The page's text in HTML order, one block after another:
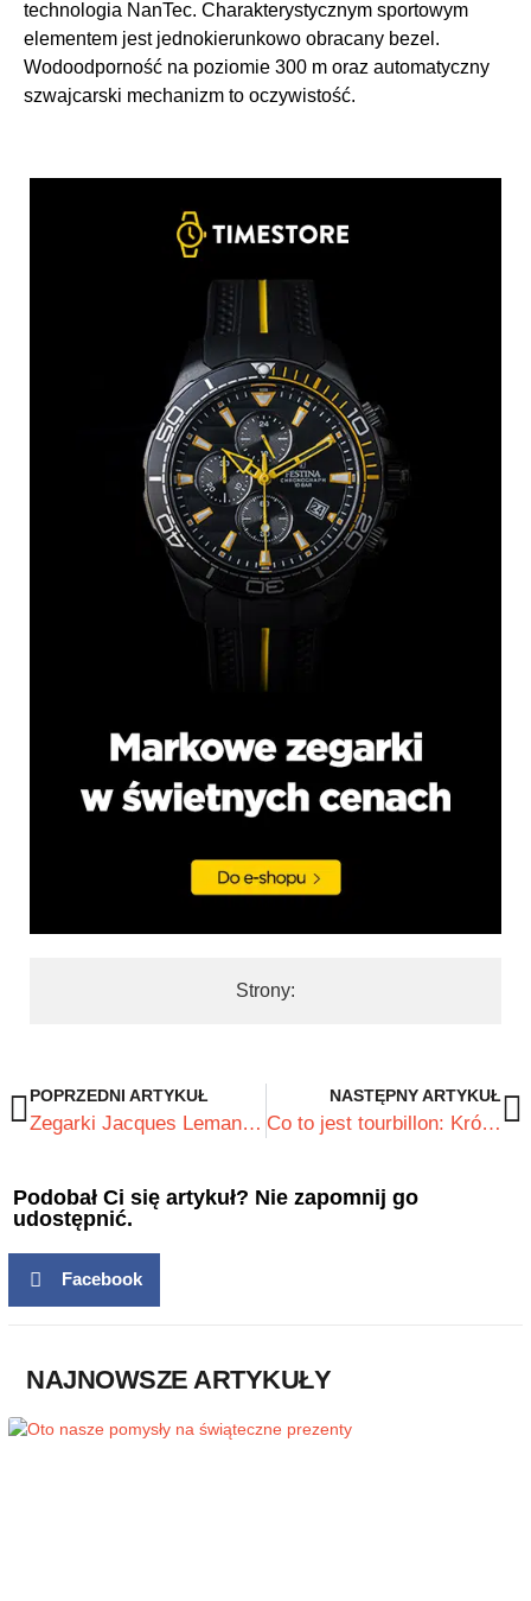
technologia NanTec. Charakterystycznym sportowym
elementem jest jednokierunkowo obracany bezel.
Wodoodporność na poziomie 300 m oraz automatyczny
szwajcarski mechanizm to oczywistość.
Strony:
POPRZEDNI ARTYKUŁ
Zegarki Jacques Lemans fascynują na całym świecie
NASTĘPNY ARTYKUŁ
Co to jest tourbillon: Król wśród komplikacji zegarkowych
Podobał Ci się artykuł? Nie zapomnij go
udostępnić.
Facebook
NAJNOWSZE ARTYKUŁY​